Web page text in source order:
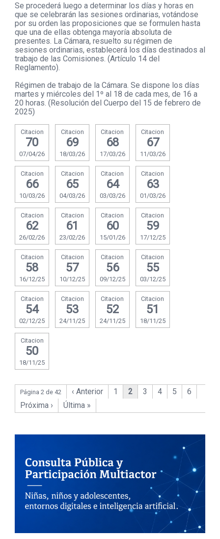
Diario de Sesiones del plenario
Versiones taquigráficas
Comisiones: integración
Comisiones: asuntos entrados
Comisión Investigadora Inteligencia de Estado
Comisión Honoraria del Voto en el Exterior
Transforma Uruguay
Se procederá luego a determinar los días y horas en
que se celebrarán las sesiones ordinarias, votándose
por su orden las proposiciones que se formulen hasta
que una de ellas obtenga mayoría absoluta de
presentes. La Cámara, resuelto su régimen de
sesiones ordinarias, establecerá los días destinados al
trabajo de las Comisiones. (Artículo 14 del
Reglamento).
Régimen de trabajo de la Cámara. Se dispone los días
martes y miércoles del 1º al 18 de cada mes, de 16 a
20 horas. (Resolución del Cuerpo del 15 de febrero de
2025)
Citacion
70
07/04/26
Citacion
69
18/03/26
Citacion
68
17/03/26
Citacion
67
11/03/26
Citacion
66
10/03/26
Citacion
65
04/03/26
Citacion
64
03/03/26
Citacion
63
01/03/26
Citacion
62
26/02/26
Citacion
61
23/02/26
Citacion
60
15/01/26
Citacion
59
17/12/25
Citacion
58
16/12/25
Citacion
57
10/12/25
Citacion
56
09/12/25
Citacion
55
03/12/25
Citacion
54
02/12/25
Citacion
53
24/11/25
Citacion
52
24/11/25
Citacion
51
18/11/25
Citacion
50
18/11/25
Página 2 de 42 ‹ Anterior 1 2 3 4 5
6
Próxima ›
Última »